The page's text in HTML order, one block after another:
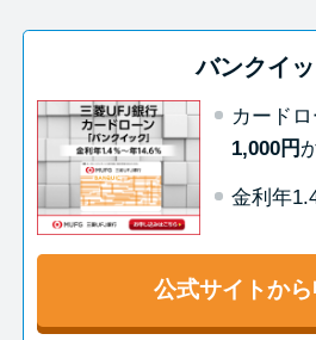
家賃払えな
たい…市役所
法2選
街金とは？
に悩む人へ街
い理由
バンクイ
カード
1,000円
金利年
公式サイトか